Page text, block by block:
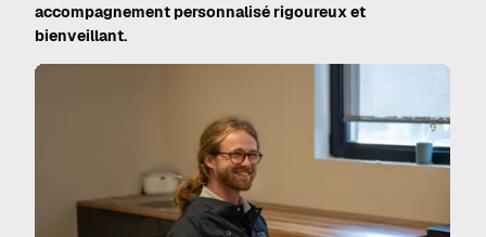
accompagnement personnalisé rigoureux et
bienveillant.